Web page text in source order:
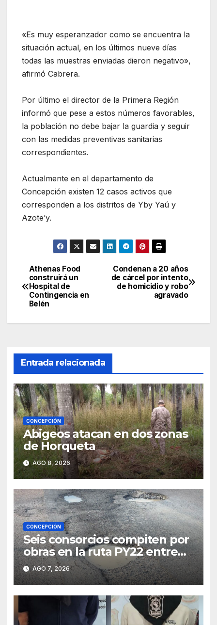
«Es muy esperanzador como se encuentra la
situación actual, en los últimos nueve días
todas las muestras enviadas dieron negativo»,
afirmó Cabrera.
Por último el director de la Primera Región
informó que pese a estos números favorables,
la población no debe bajar la guardia y seguir
con las medidas preventivas sanitarias
correspondientes.
Actualmente en el departamento de
Concepción existen 12 casos activos que
corresponden a los distritos de Yby Yaú y
Azote’y.
Navegación
de
Condenan a 20 años
de cárcel por intento
de homicidio y robo
agravado
Athenas Food
construirá un
Hospital de
Contingencia en
Belén
Entrada relacionada
CONCEPCIÓN
Abigeos atacan en dos zonas
de Horqueta
AGO 8, 2026
CONCEPCIÓN
Seis consorcios compiten por
obras en la ruta PY22 entre
Concepción y Vallemí
AGO 7, 2026